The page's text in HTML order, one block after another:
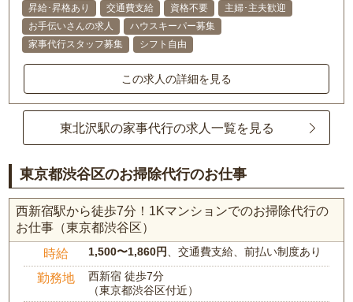
昇給･昇格あり
交通費支給 資格不要
主婦･主夫歓迎
お手伝いさんの求人
ハウスキーパー募集
家事代行スタッフ募集
シフト自由
この求人の詳細を見る
東北沢駅の家事代行の求人一覧を見る
東京都渋谷区のお掃除代行のお仕事
西新宿駅から徒歩7分！1Kマンションでのお掃除代行の
お仕事（東京都渋谷区）
時給 1,500〜1,860円 、交通費支給、前払い制度あり
勤務地
西新宿 徒歩7分
（東京都渋谷区付近）